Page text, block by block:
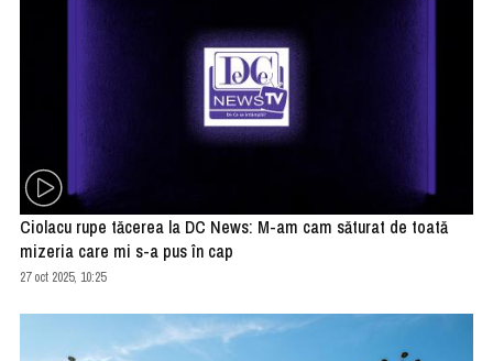
Ciolacu rupe tăcerea la DC News: M-am cam săturat de toată
mizeria care mi s-a pus în cap
27 oct 2025, 10:25